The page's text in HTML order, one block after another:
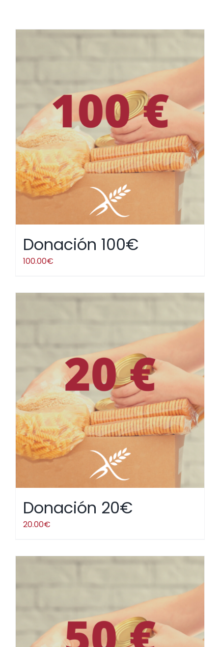
Donación 100€
100.00€
Donación 20€
20.00€